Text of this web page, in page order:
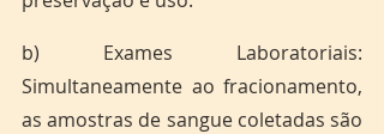
b) Exames Laboratoriais:
Simultaneamente ao fracionamento,
as amostras de sangue coletadas são